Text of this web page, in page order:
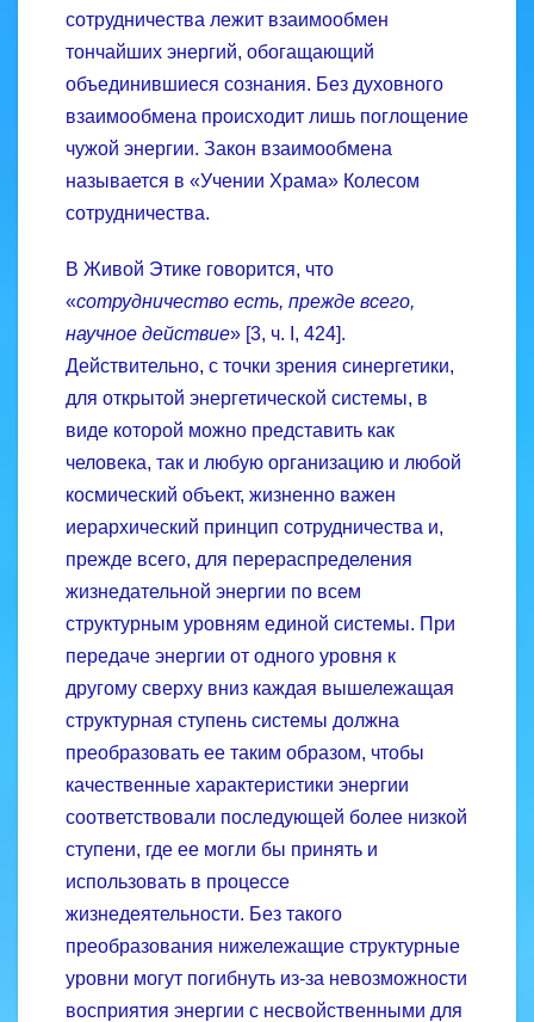
сотрудничества лежит взаимообмен
тончайших энергий, обогащающий
объединившиеся сознания. Без духовного
взаимообмена происходит лишь поглощение
чужой энергии. Закон взаимообмена
называется в «Учении Храма» Колесом
сотрудничества.
В Живой Этике говорится, что
«сотрудничество есть, преж­де всего,
научное действие» [3, ч. I, 424].
Действительно, с точки зрения синергетики,
для открытой энергетической системы, в
виде которой можно представить как
человека, так и любую организацию и любой
космический объект, жизненно важен
иерархический принцип сотрудничества и,
прежде всего, для перераспределения
жизнедательной энергии по всем
структурным уровням единой системы. При
передаче энергии от одного уровня к
другому сверху вниз каждая вышележащая
структурная ступень системы должна
преобразовать ее таким образом, чтобы
качественные характеристики энергии
соответствовали последующей более низкой
ступени, где ее могли бы принять и
использовать в процессе
жизнедеятельности. Без такого
преобразования нижележащие структурные
уровни могут погибнуть из­-за невозможности
восприятия энергии с несвойственными для